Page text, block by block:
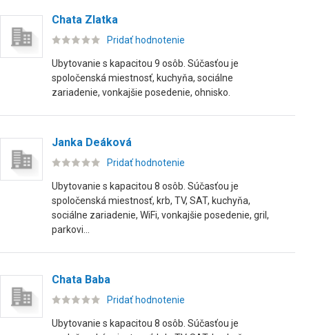
Chata Zlatka
Pridať hodnotenie
Ubytovanie s kapacitou 9 osôb. Súčasťou je
spoločenská miestnosť, kuchyňa, sociálne
zariadenie, vonkajšie posedenie, ohnisko.
Janka Deáková
Pridať hodnotenie
Ubytovanie s kapacitou 8 osôb. Súčasťou je
spoločenská miestnosť, krb, TV, SAT, kuchyňa,
sociálne zariadenie, WiFi, vonkajšie posedenie, gril,
parkovi...
Chata Baba
Pridať hodnotenie
Ubytovanie s kapacitou 8 osôb. Súčasťou je